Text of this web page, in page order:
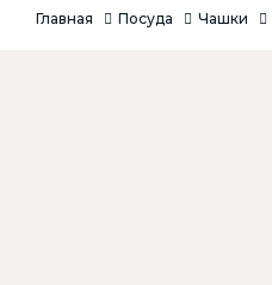
Главная Посуда Чашки